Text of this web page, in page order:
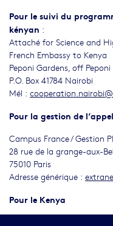
Pour le suivi du
kényan :
Attaché for Science and
French Embassy to Kenya
Peponi Gardens, off Peponi
P.O. Box 41784 Nairobi
Mél :
Pour la gestion de
Campus France / Gestion
28 rue de la grange-aux-
75010 Paris
Adresse générique :
Pour le Kenya